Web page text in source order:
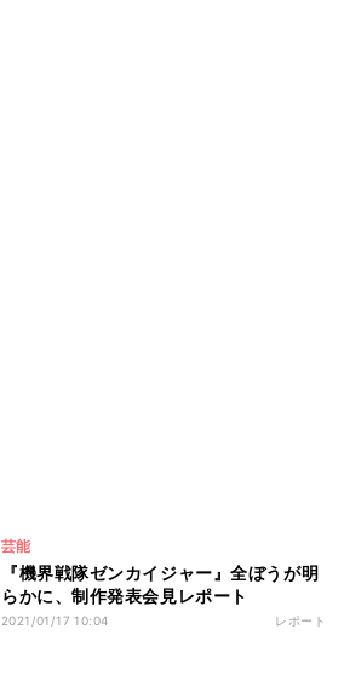
芸能
『機界戦隊ゼンカイジャー』全ぼうが明
らかに、制作発表会見レポート
2021/01/17 10:04 レポート